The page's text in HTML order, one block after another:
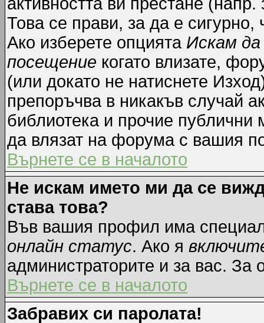
Това се прави, за да е
Ако изберете опцията Искам
посещение когато влизате,
(или докато не натиснете
препоръчва в никакъв случай
библиотека и прочие публични
да влязат на форума с вашия
Върнете се в началото
Не искам името ми да се
става това?
Във вашия профил има
онлайн статус. Ако я
администраторите и за вас. За
Върнете се в началото
Забравих си паролата!